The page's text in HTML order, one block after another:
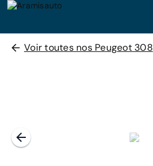
Voir toutes nos Peugeot 308